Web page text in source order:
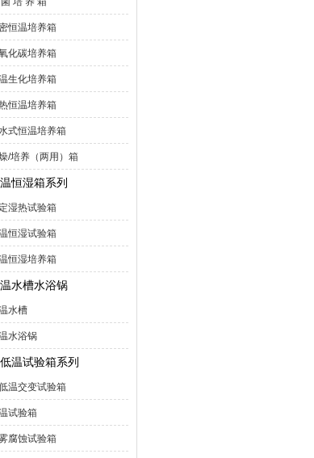
恒温培养箱
化碳培养箱
生化培养箱
恒温培养箱
式恒温培养箱
/培养（两用）箱
恒湿箱系列
湿热试验箱
恒湿试验箱
恒湿培养箱
水槽水浴锅
水槽
水浴锅
温试验箱系列
温交变试验箱
试验箱
腐蚀试验箱